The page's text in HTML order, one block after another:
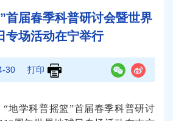
首届春季科普研讨会暨世界
专场活动在宁举行
30 打印
“地学科普摇篮”首届春季科普研讨